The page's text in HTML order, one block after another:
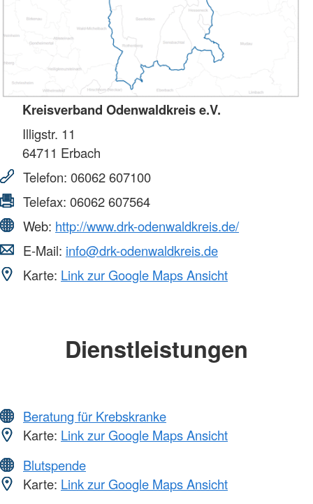
Kreisverband Odenwaldkreis e.V.
Illigstr. 11
64711 Erbach
Telefon: 06062 607100
Telefax: 06062 607564
Web: http://www.drk-odenwaldkreis.de/
E-Mail: info@drk-odenwaldkreis.de
Karte: Link zur Google Maps Ansicht
Dienstleistungen
Beratung für Krebskranke
Karte: Link zur Google Maps Ansicht
Blutspende
Karte: Link zur Google Maps Ansicht